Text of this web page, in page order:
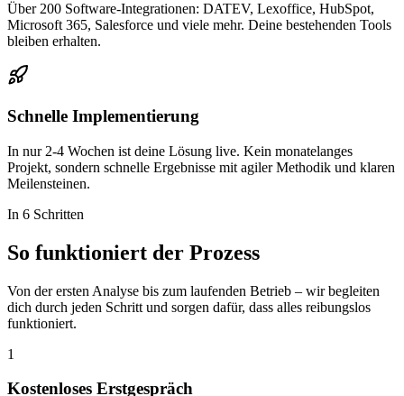
Über 200 Software-Integrationen: DATEV, Lexoffice, HubSpot,
Microsoft 365, Salesforce und viele mehr. Deine bestehenden Tools
bleiben erhalten.
Schnelle Implementierung
In nur 2-4 Wochen ist deine Lösung live. Kein monatelanges
Projekt, sondern schnelle Ergebnisse mit agiler Methodik und klaren
Meilensteinen.
In 6 Schritten
So funktioniert der Prozess
Von der ersten Analyse bis zum laufenden Betrieb – wir begleiten
dich durch jeden Schritt und sorgen dafür, dass alles reibungslos
funktioniert.
1
Kostenloses Erstgespräch